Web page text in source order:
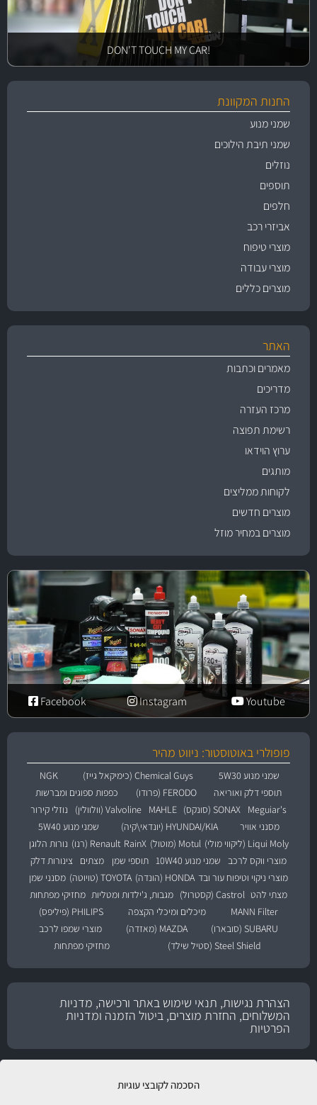
הסכמה לקובצי עוגיות
!DON'T TOUCH MY CAR
החנות המקוונת
שמני מנוע
שמני תיבת הילוכים
נוזלים
תוספים
חלפים
אביזרי רכב
מוצרי טיפוח
מוצרי עבודה
מוצרים כללים
האתר
מאמרים וכתבות
מדריכים
מרכז העזרה
רשימת תפוצה
ערוץ הוידאו
מותגים
לקוחות ממליצים
מוצרים חדשים
מוצרים במחיר מוזל
Youtube
Instagram
Facebook
פופולרי באוטוסטור: ניווט מהיר
שמני מנוע 5W30 Chemical Guys (כימיקאל גייז)
NGK
תוספי דלק ואוריאה
FERODO (פרודו)
כפפות ספוגים ומברשות
Meguiar's
SONAX (סונקס) MAHLE Valvoline (וולוולין)
נוזלי קירור
מסנני אוויר
HYUNDAI/KIA (יונדאי\קיה)
שמני מנוע 5W40
Liqui Moly (ליקווי מולי)
Motul (מוטול) RainX Renault (רנו)
נורות הלוגן
מוצרי ווקס לרכב
שמני מנוע 10W40 תוספי שמן מצתים
צינורות דלק
מוצרי ניקוי וטיפוח עור ובד HONDA (הונדה) TOYOTA (טויוטה)
מסנני שמן
מצתי להט Castrol (קסטרול) מגבות, ג'ילדות ומטליות מחזיקי מפתחות
MANN Filter
מיכלים ומיכלי הקצפה
PHILIPS (פיליפס)
SUBARU (סובארו)
MAZDA (מאזדה)
מוצרי שמפו לרכב
Steel Shield (סטיל שילד)
מחזיקי מפתחות
הצהרת נגישות, תנאי שימוש באתר ורכישה, מדניות
המשלוחים, החזרת מוצרים, ביטול הזמנה ומדניות
הפרטיות